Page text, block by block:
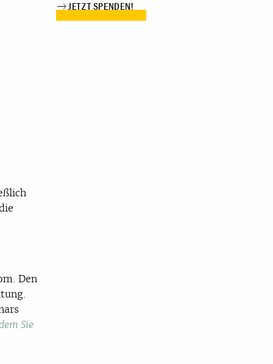
Den
Sie
JETZT SPENDEN!